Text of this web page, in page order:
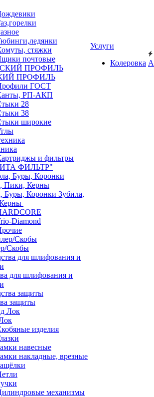
стяжки
почтовые
ПРОФИЛЬ
ГОСТ
РП-АКП
28
38
широкие
и фильтры
ФИЛЬТР"
Буры, Коронки Зубила,
Diamond
Скобы
для шлифования и
защиты
изделия
навесные
накладные, врезные
механизмы
Услуги
Колеровка